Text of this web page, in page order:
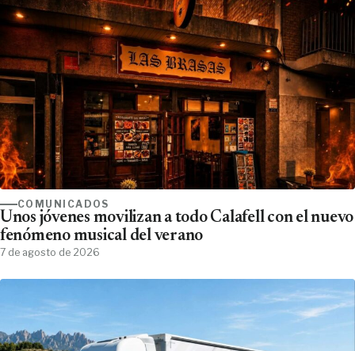
COMUNICADOS
Unos jóvenes movilizan a todo Calafell con el nuevo
fenómeno musical del verano
7 de agosto de 2026